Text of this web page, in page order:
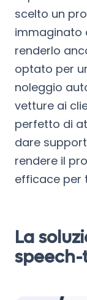
scelto un
immaginato
renderlo
optato per
noleggio
vetture ai
perfetto di
dare
rendere il
efficace per
La